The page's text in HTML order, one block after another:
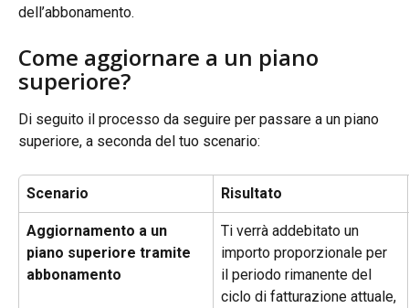
dell’abbonamento.
Come aggiornare a un piano
superiore?
Di seguito il processo da seguire per passare a un piano
superiore, a seconda del tuo scenario:
Scenario Risultato
Aggiornamento a un
piano superiore tramite
abbonamento
Ti verrà addebitato un
importo proporzionale per
il periodo rimanente del
ciclo di fatturazione attuale,